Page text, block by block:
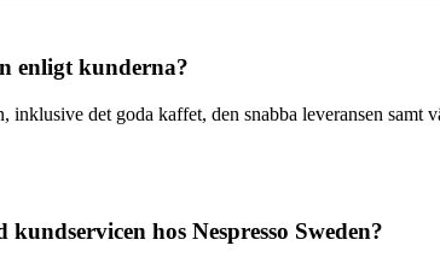
enligt kunderna?
det goda kaffet, den snabba leveransen
hos Nespresso Sweden?